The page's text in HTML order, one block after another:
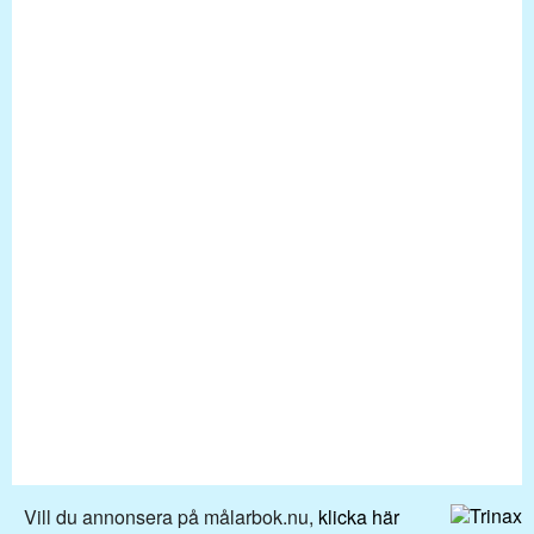
Vill du annonsera på målarbok.nu, klicka här